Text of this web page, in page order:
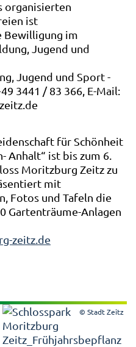
organisierten
ist
Bewilligung im
Jugend und
Jugend und Sport -
3441 / 83 366, E-Mail:
für Schönheit
Anhalt“ ist bis zum 6.
Moritzburg Zeitz zu
mit
Fotos und Tafeln die
Gartenträume-Anlagen
zeitz.de
© Stadt Zeitz